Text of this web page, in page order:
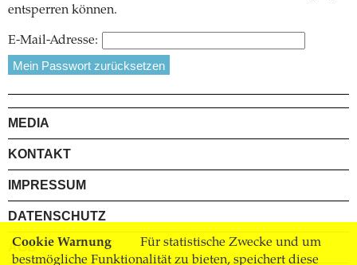
Cookie Warnung
Für statistische Zwecke und um
bestmögliche Funktionalität zu bieten, speichert diese
entsperren können.
E-Mail-Adresse:
MEDIA
KONTAKT
IMPRESSUM
DATENSCHUTZ
AGB